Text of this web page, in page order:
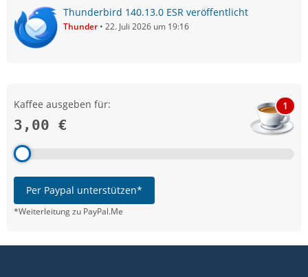
Thunderbird 140.13.0 ESR veröffentlicht
Thunder 22. Juli 2026 um 19:16
Kaffee ausgeben für:
3,00 €
1
Per Paypal unterstützen*
*Weiterleitung zu PayPal.Me